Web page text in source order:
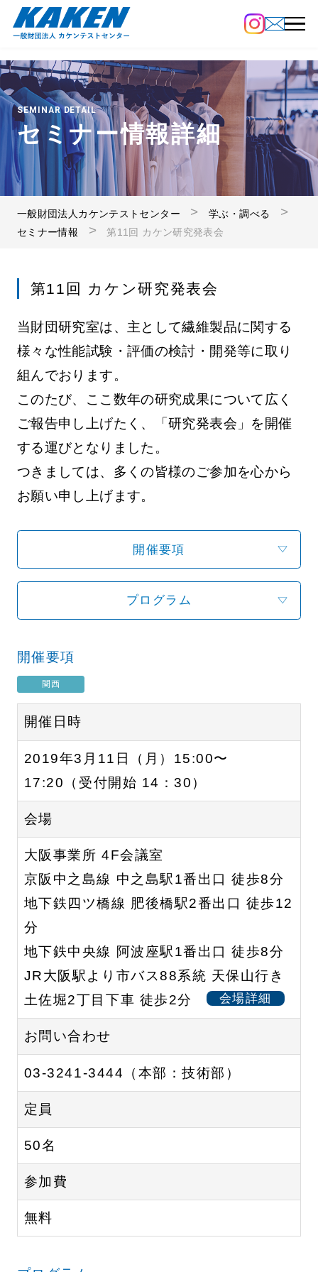
SEMINAR DETAIL
セミナー情報詳細
一般財団法人カケンテストセンター
学ぶ・調べる
セミナー情報
第11回 カケン研究発表会
第11回 カケン研究発表会
当財団研究室は、主として繊維製品に関する
様々な性能試験・評価の検討・開発等に取り
組んでおります。
このたび、ここ数年の研究成果について広く
ご報告申し上げたく、「研究発表会」を開催
する運びとなりました。
つきましては、多くの皆様のご参加を心から
お願い申し上げます。
開催要項
プログラム
開催要項
関西
開催日時
2019年3月11日（月）15:00〜
17:20（受付開始 14：30）
会場
大阪事業所 4F会議室
京阪中之島線 中之島駅1番出口 徒歩8分
地下鉄四ツ橋線 肥後橋駅2番出口 徒歩12
分
地下鉄中央線 阿波座駅1番出口 徒歩8分
JR大阪駅より市バス88系統 天保山行き
土佐堀2丁目下車 徒歩2分
会場詳細
お問い合わせ
03-3241-3444（本部：技術部）
定員
50名
参加費
無料